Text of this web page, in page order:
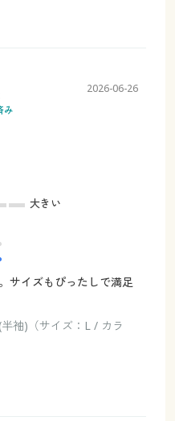
み
2026-06-26
大きい
サイズもぴったしで満足
袖)（サイズ：L / カラ